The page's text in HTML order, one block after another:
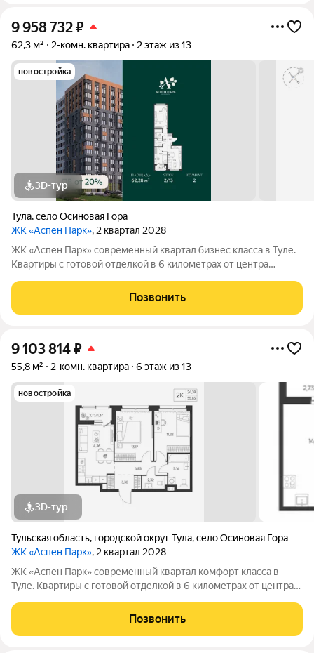
9 958 732₽
62,3 м² 2-комн. квартира 2 этаж из 13
новостройка
3D-тур
Тула,село Осиновая Гора
ЖК «Аспен Парк», 2 квартал 2028
ЖК «Аспен Парк» современный квартал бизнес класса в Туле.
Квартиры с готовой отделкой в 6 километрах от центра
корпуса высотой от 9 до 13 этажей. Фасады домов воплощают
образ древесной коры.
Позвонить
9 103 814₽
55,8 м² 2-комн. квартира 6 этаж из 13
новостройка
3D-тур
Тульская область, городской округ Тула,село Осиновая Гора
ЖК «Аспен Парк», 2 квартал 2028
ЖК «Аспен Парк» современный квартал комфорт класса в
Туле. Квартиры с готовой отделкой в 6 километрах от центра
корпуса высотой от 9 до 13 этажей. Фасады домов воплощают
образ древесной коры.
Позвонить